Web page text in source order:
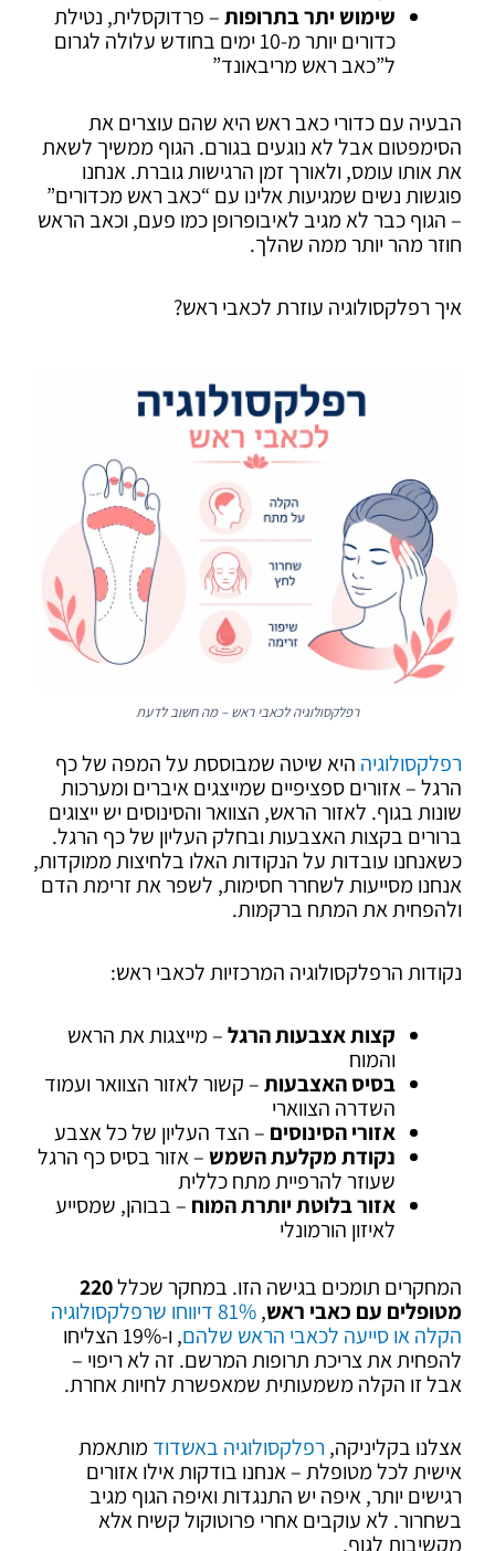
שימוש יתר בתרופות– פרדוקסלית, נטילת
כדורים יותר מ-10 ימים בחודש עלולה לגרום
ל”כאב ראש מריבאונד”
הבעיה עם כדורי כאב ראש היא שהם עוצרים את
הסימפטום אבל לא נוגעים בגורם. הגוף ממשיך לשאת
את אותו עומס, ולאורך זמן הרגישות גוברת. אנחנו
פוגשות נשים שמגיעות אלינו עם “כאב ראש מכדורים”
– הגוף כבר לא מגיב לאיבופרופן כמו פעם, וכאב הראש
חוזר מהר יותר ממה שהלך.
איך רפלקסולוגיה עוזרת לכאבי ראש?
רפלקסולוגיה לכאבי ראש – מה חשוב לדעת
רפלקסולוגיה היא שיטה שמבוססת על המפה של כף
הרגל – אזורים ספציפיים שמייצגים איברים ומערכות
שונות בגוף. לאזור הראש, הצוואר והסינוסים יש ייצוגים
ברורים בקצות האצבעות ובחלק העליון של כף הרגל.
כשאנחנו עובדות על הנקודות האלו בלחיצות ממוקדות,
אנחנו מסייעות לשחרר חסימות, לשפר את זרימת הדם
ולהפחית את המתח ברקמות.
נקודות הרפלקסולוגיה המרכזיות לכאבי ראש:
קצות אצבעות הרגל– מייצגות את הראש
והמוח
בסיס האצבעות– קשור לאזור הצוואר ועמוד
השדרה הצווארי
אזורי הסינוסים – הצד העליון של כל אצבע
נקודת מקלעת השמש – אזור בסיס כף הרגל
שעוזר להרפיית מתח כללית
אזור בלוטת יותרת המוח – בבוהן, שמסייע
לאיזון הורמונלי
המחקרים תומכים בגישה הזו. במחקר שכלל220
מטופלים עם כאבי ראש,
81% דיווחו שרפלקסולוגיה
הקלה או סייעה לכאבי הראש שלהם
, ו-19% הצליחו
להפחית את צריכת תרופות המרשם. זה לא ריפוי –
אבל זו הקלה משמעותית שמאפשרת לחיות אחרת.
אצלנו בקליניקה, רפלקסולוגיה באשדוד מותאמת
אישית לכל מטופלת – אנחנו בודקות אילו אזורים
רגישים יותר, איפה יש התנגדות ואיפה הגוף מגיב
בשחרור. לא עוקבים אחרי פרוטוקול קשיח אלא
מקשיבות לגוף.